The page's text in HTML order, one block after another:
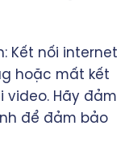
Kết nối internet
hoặc mất kết
video. Hãy đảm
để đảm bảo